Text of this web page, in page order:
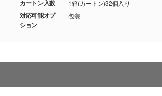
カートン入数 1箱(カートン)32個入り
対応可能オプ
ション
包装